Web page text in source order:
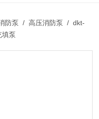
防泵 /高压消防泵 / dkt-
填泵